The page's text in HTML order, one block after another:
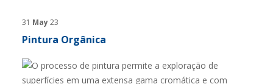
31 May23
Pintura Orgânica